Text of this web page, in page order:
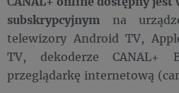
subskrypcyjnym na
telewizory Android TV,
TV, dekoderze CANAL+
przeglądarkę internetową